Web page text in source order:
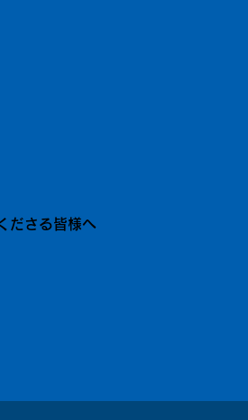
ださる皆様へ